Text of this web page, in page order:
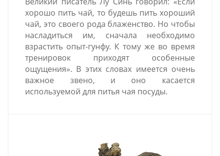
хорошо пить чай, то будешь пить хороший
чай, это своего рода блаженство. Но чтобы
насладиться им, сначала необходимо
взрастить опыт-гунфу. К тому же во время
тренировок приходят особенные
ощущения». В этих словах имеется очень
важное звено, и оно касается
используемой для питья чая посуды.